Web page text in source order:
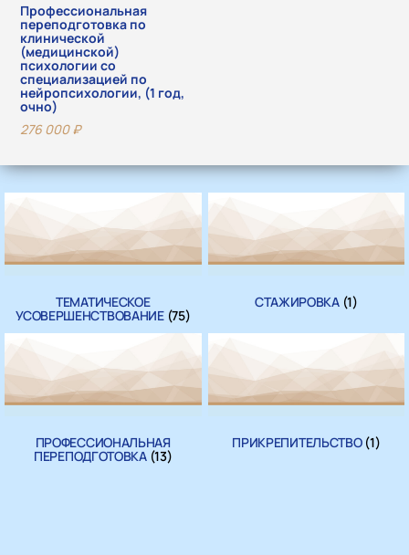
Профессиональная
переподготовка по
клинической
(медицинской)
психологии со
специализацией по
нейропсихологии, (1 год,
очно)
276 000₽
ТЕМАТИЧЕСКОЕ
УСОВЕРШЕНСТВОВАНИЕ (75)
СТАЖИРОВКА (1)
ПРОФЕССИОНАЛЬНАЯ
ПЕРЕПОДГОТОВКА (13)
ПРИКРЕПИТЕЛЬСТВО (1)